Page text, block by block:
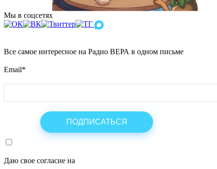
Мы в соцсетях
Все самое интересное на Радио ВЕРА в одном письме
Email*
Даю свое согласие на